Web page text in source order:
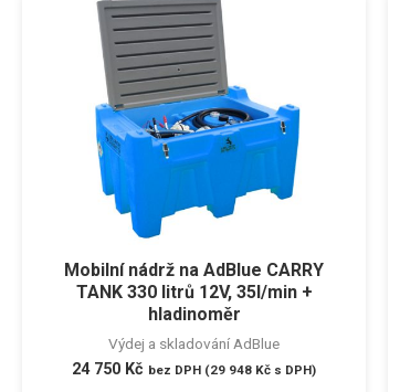
Mobilní nádrž na AdBlue CARRY
TANK 330 litrů 12V, 35l/min +
hladinoměr
Výdej a skladování AdBlue
24 750 Kč bez DPH (29 948 Kč s DPH)